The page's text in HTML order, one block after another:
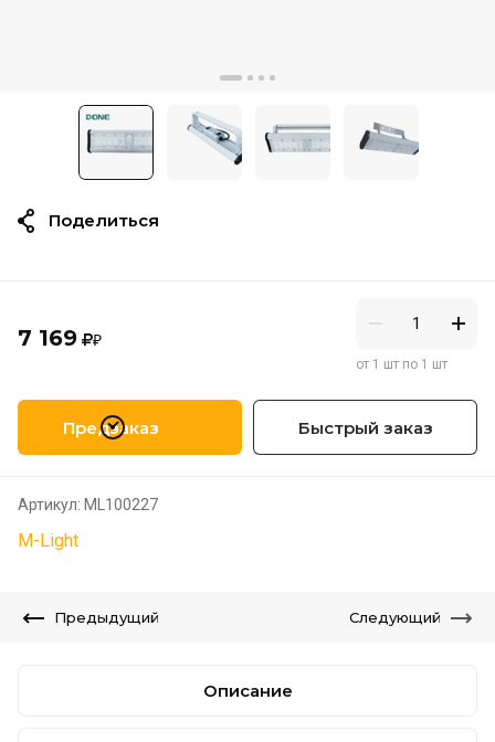
7 169
₽
от 1 шт по 1 шт
Предзаказ Быстрый заказ
Артикул: ML100227
M-Light
Поделиться
Предыдущий Следующий
Описание